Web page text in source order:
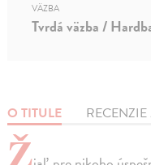
O TITULE
Ž
VÄZBA
Tvrdá väzba /